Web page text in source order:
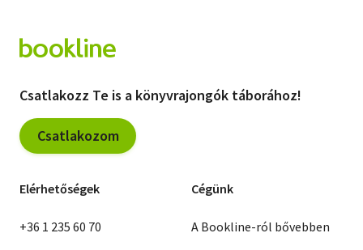
Csatlakozz Te is a könyvrajongók táborához!
Csatlakozom
Elérhetőségek
+36 1 235 60 70
Cégünk
A Bookline-ról bővebben